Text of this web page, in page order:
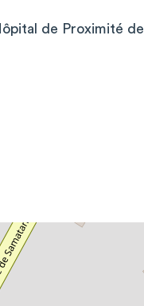
de Proximité de